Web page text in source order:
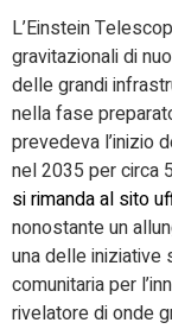
L’Einstein
gravitazionali di
delle grandi
nella fase
prevedeva l’inizio
nel 2035 per circa
si rimanda al sito
nonostante un
una delle iniziative
comunitaria per
rivelatore di onde